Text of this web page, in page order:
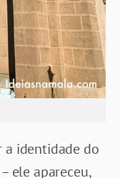
a identidade do
ele apareceu,